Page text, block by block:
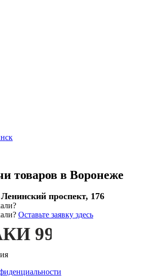
товаров в Воронеже
проспект, 176
Оставьте заявку здесь